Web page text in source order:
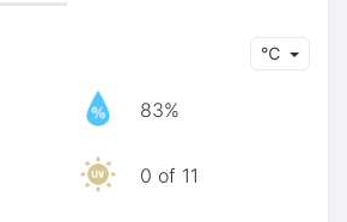
℃
83%
0 of 11